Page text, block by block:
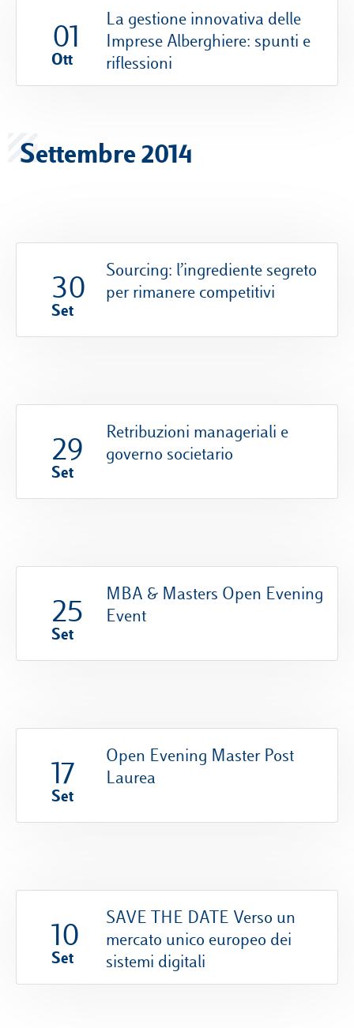
01
Ott
La gestione innovativa delle
Imprese Alberghiere: spunti e
riflessioni
Settembre 2014
30
Set
Sourcing: l’ingrediente segreto
per rimanere competitivi
29
Set
Retribuzioni manageriali e
governo societario
25
Set
MBA & Masters Open Evening
Event
17
Set
Open Evening Master Post
Laurea
10
Set
SAVE THE DATE Verso un
mercato unico europeo dei
sistemi digitali